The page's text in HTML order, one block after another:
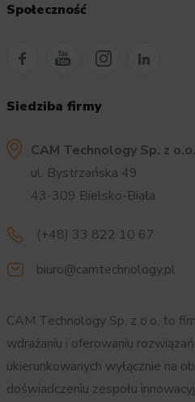
Społeczność
Siedziba firmy
CAM Technology Sp. z o.o.
ul. Bystrzańska 49
43-309 Bielsko-Biała
(+48) 33 822 10 67
biuro@camtechnology.pl
CAM Technology Sp. z o.o. to
wdrażaniu i oferowaniu
ukierunkowanych wyłącznie na
doświadczeniu zespołu